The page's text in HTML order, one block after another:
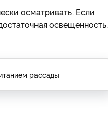
осматривать. Если
освещенность.
рассады